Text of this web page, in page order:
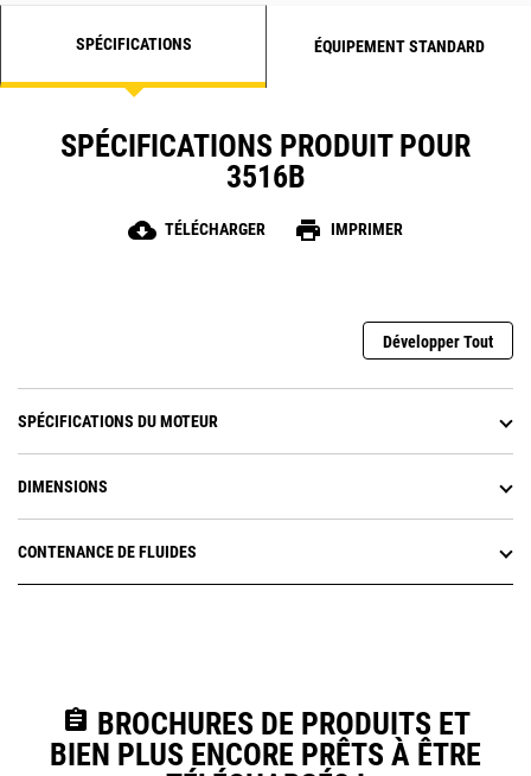
SPÉCIFICATIONS ÉQUIPEMENT STANDARD
SPÉCIFICATIONS PRODUIT POUR
3516B
cloud_download TÉLÉCHARGER print IMPRIMER
Développer Tout
SPÉCIFICATIONS DU MOTEUR
DIMENSIONS
CONTENANCE DE FLUIDES
assignment BROCHURES DE PRODUITS ET
BIEN PLUS ENCORE PRÊTS À ÊTRE